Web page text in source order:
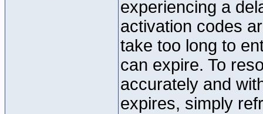
experiencing a
activation codes
take too long to
can expire. To
accurately and
expires, simply